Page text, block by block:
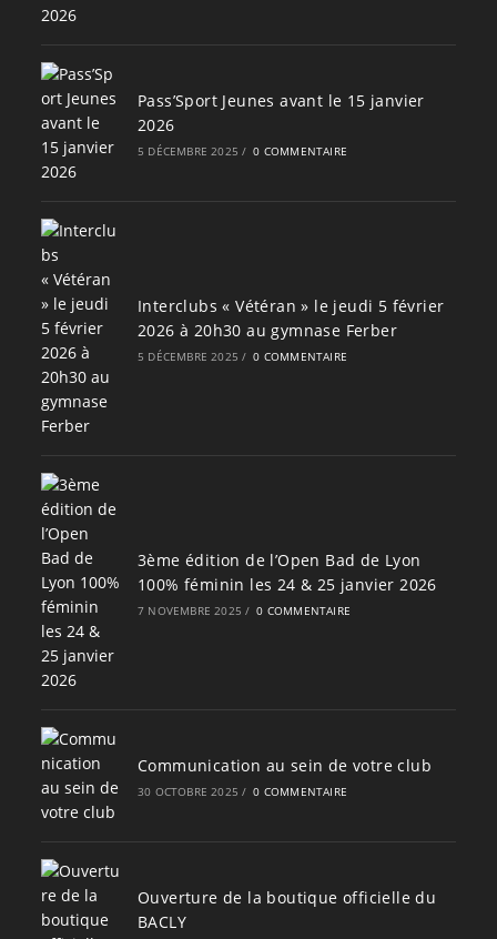
Pass’Sport Jeunes avant le 15 janvier
2026
5 DÉCEMBRE 2025 / 0 COMMENTAIRE
Interclubs « Vétéran » le jeudi 5 février
2026 à 20h30 au gymnase Ferber
5 DÉCEMBRE 2025 / 0 COMMENTAIRE
3ème édition de l’Open Bad de Lyon
100% féminin les 24 & 25 janvier 2026
7 NOVEMBRE 2025 / 0 COMMENTAIRE
Communication au sein de votre club
30 OCTOBRE 2025 / 0 COMMENTAIRE
Ouverture de la boutique officielle du
BACLY